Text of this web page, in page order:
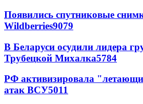
Появились спутниковые
Wildberries9079
В Беларуси осудили лидера
Трубецкой Михалка5784
РФ активизировала
атак ВСУ5011